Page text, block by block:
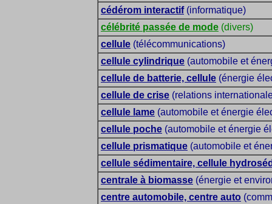
cédérom interactif(informatique)
célébrité passée de mode (divers)
cellule (télécommunications)
cellule cylindrique (automobile et
cellule de batterie, cellule (énergie
cellule de crise (relations
cellule lame (automobile et énergie
cellule poche (automobile et énergie
cellule prismatique (automobile et
cellule sédimentaire, cellule
centrale à biomasse (énergie et
centre automobile, centre auto